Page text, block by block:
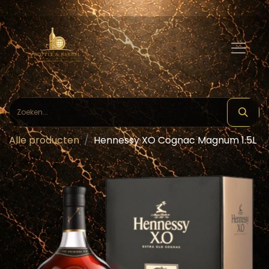
Alle producten Hennessy XO Cognac Magnum 1.5L